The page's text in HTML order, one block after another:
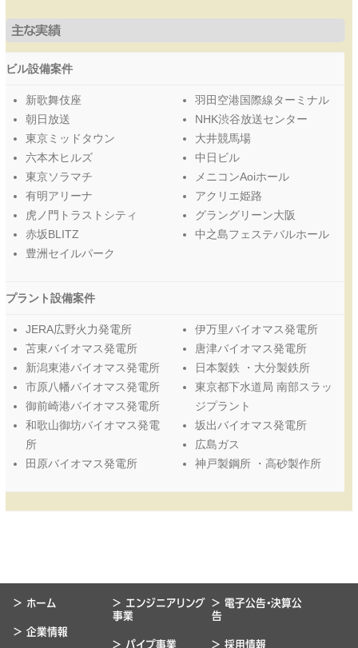
主な実績
ビル設備案件
新歌舞伎座
朝日放送
東京ミッドタウン
六本木ヒルズ
東京ソラマチ
有明アリーナ
虎ノ門トラストシティ
赤坂BLITZ
豊洲セイルパーク
羽田空港国際線ターミナル
NHK渋谷放送センター
大井競馬場
中日ビル
メニコンAoiホール
アクリエ姫路
グラングリーン大阪
中之島フェステバルホール
プラント設備案件
JERA広野火力発電所
苫東バイオマス発電所
新潟東港バイオマス発電所
市原八幡バイオマス発電所
御前崎港バイオマス発電所
和歌山御坊バイオマス発電
所
田原バイオマス発電所
伊万里バイオマス発電所
唐津バイオマス発電所
日本製鉄 ・大分製鉄所
東京都下水道局 南部スラッ
ジプラント
坂出バイオマス発電所
広島ガス
神戸製鋼所 ・高砂製作所
> ホーム
> 企業情報
> エンジニアリング
事業
> パイプ事業
> 電子公告・決算公
告
> 採用情報